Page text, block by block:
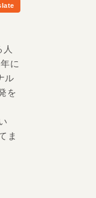
に
ル
を
ま